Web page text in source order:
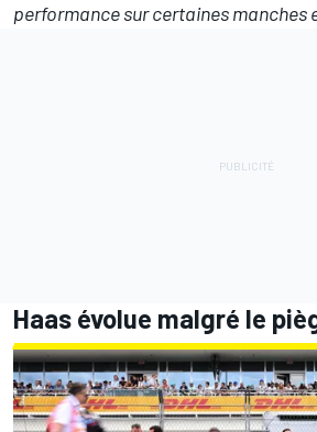
performance sur certaines manches
Haas évolue malgré le